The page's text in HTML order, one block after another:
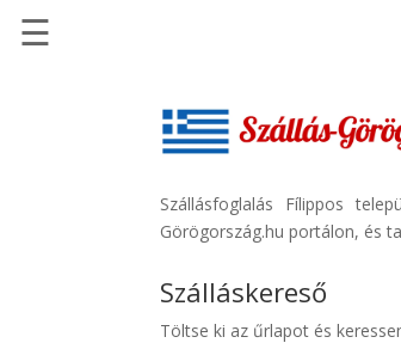
Szállásinfo.eu
Repülőjegy
Autóbérlés
☰
Szállásfoglalás Fílippos
Görögország.hu portálon, és
Szálláskereső
Töltse ki az űrlapot és